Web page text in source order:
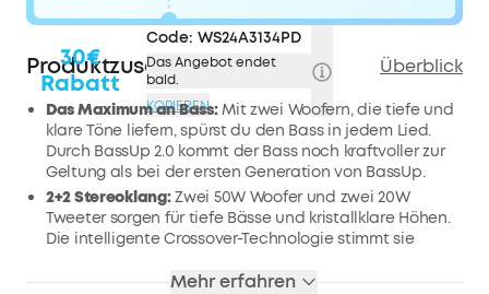
30€
Rabatt
Code: WS24A3134PD
Das Angebot endet
bald.
KOPIEREN
Produktzusammenfassung Überblick
Das Maximum an Bass:Mit zwei Woofern, die tiefe und
klare Töne liefern, spürst du den Bass in jedem Lied.
Durch BassUp 2.0 kommt der Bass noch kraftvoller zur
Geltung als bei der ersten Generation von BassUp.
2+2 Stereoklang:Zwei 50W Woofer und zwei 20W
Tweeter sorgen für tiefe Bässe und kristallklare Höhen.
Die intelligente Crossover-Technologie stimmt sie
ein intensives Audioerlebnis zu erzeugen.
Mehr erfahren